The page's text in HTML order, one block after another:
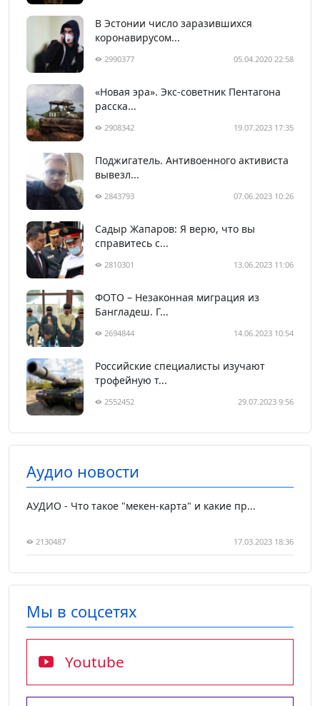
В Эстонии число заразившихся
коронавирусом...
2990377 05.04.2020 22:58
«Новая эра». Экс-советник Пентагона
расска...
2908342 19.07.2023 17:35
Поджигатель. Антивоенного активиста
вывезл...
2843793 07.06.2023 10:26
Садыр Жапаров: Я верю, что вы
справитесь с...
2810301 13.06.2023 11:06
ФОТО – Незаконная миграция из
Бангладеш. Г...
2694844 14.06.2023 10:54
Российские специалисты изучают
трофейную т...
2552452 29.07.2023 9:56
Аудио новости
АУДИО - Что такое "мекен-карта" и какие пр...
2130487 17.03.2023 18:36
Мы в соцсетях
Youtube